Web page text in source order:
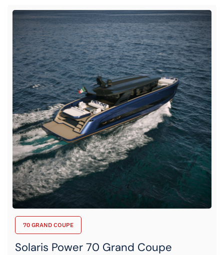
70 GRAND COUPE
Solaris Power 70 Grand Coupe